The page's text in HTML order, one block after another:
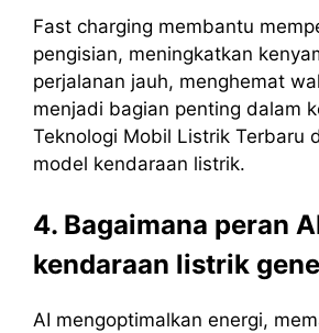
Fast charging membantu
pengisian, meningkatkan
perjalanan jauh, menghemat
menjadi bagian penting dalam
Teknologi Mobil Listrik Terbaru
model kendaraan listrik.
4. Bagaimana peran
kendaraan listrik
AI mengoptimalkan energi,